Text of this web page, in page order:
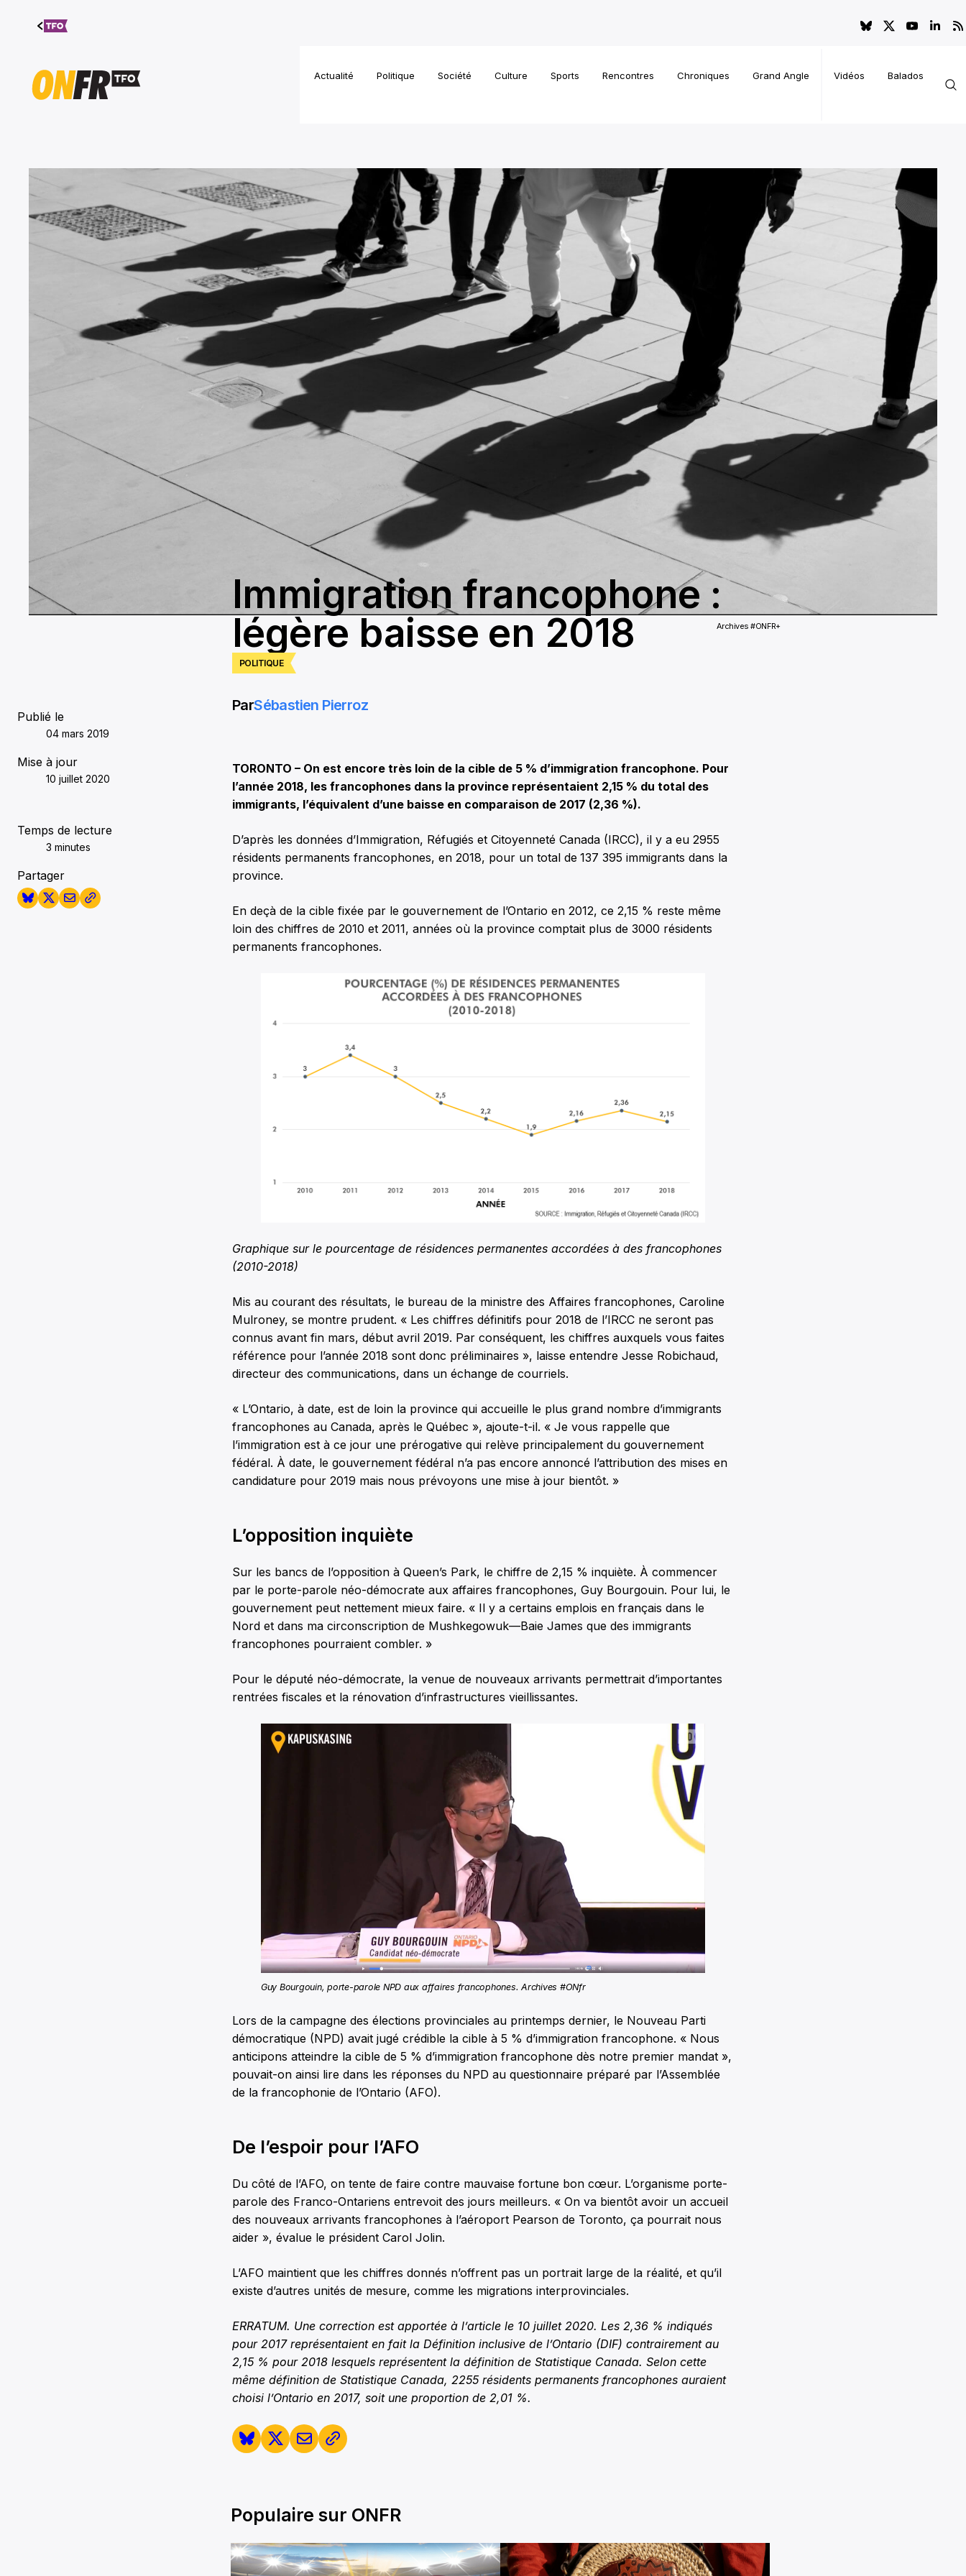
Aller au
contenu
Actualité Politique Société Culture Sports Rencontres Chroniques Grand Angle Vidéos Balados
Archives #ONFR+
POLITIQUE
Immigration francophone :
légère baisse en 2018
Publié le
04 mars 2019
Mise à jour
10 juillet 2020
Temps de lecture
3 minutes
Partager
ParSébastien Pierroz
TORONTO – On est encore très loin de la cible de 5 % d’immigration francophone. Pour
l’année 2018, les francophones dans la province représentaient 2,15 % du total des
immigrants, l’équivalent d’une baisse en comparaison de 2017 (2,36 %).
D’après les données d’Immigration, Réfugiés et Citoyenneté Canada (IRCC), il y a eu 2955
résidents permanents francophones, en 2018, pour un total de 137 395 immigrants dans la
province.
En deçà de la cible fixée par le gouvernement de l’Ontario en 2012, ce 2,15 % reste même
loin des chiffres de 2010 et 2011, années où la province comptait plus de 3000 résidents
permanents francophones.
Graphique sur le pourcentage de résidences permanentes accordées à des francophones
(2010-2018)
Mis au courant des résultats, le bureau de la ministre des Affaires francophones, Caroline
Mulroney, se montre prudent. « Les chiffres définitifs pour 2018 de l’IRCC ne seront pas
connus avant fin mars, début avril 2019. Par conséquent, les chiffres auxquels vous faites
référence pour l’année 2018 sont donc préliminaires », laisse entendre Jesse Robichaud,
directeur des communications, dans un échange de courriels.
« L’Ontario, à date, est de loin la province qui accueille le plus grand nombre d’immigrants
francophones au Canada, après le Québec », ajoute-t-il. « Je vous rappelle que
l’immigration est à ce jour une prérogative qui relève principalement du gouvernement
fédéral. À date, le gouvernement fédéral n’a pas encore annoncé l’attribution des mises en
candidature pour 2019 mais nous prévoyons une mise à jour bientôt. »
L’opposition inquiète
Sur les bancs de l’opposition à Queen’s Park, le chiffre de 2,15 % inquiète. À commencer
par le porte-parole néo-démocrate aux affaires francophones, Guy Bourgouin. Pour lui, le
gouvernement peut nettement mieux faire. « Il y a certains emplois en français dans le
Nord et dans ma circonscription de Mushkegowuk—Baie James que des immigrants
francophones pourraient combler. »
Pour le député néo-démocrate, la venue de nouveaux arrivants permettrait d’importantes
rentrées fiscales et la rénovation d’infrastructures vieillissantes.
Guy Bourgouin, porte-parole NPD aux affaires francophones. Archives #ONfr
Lors de la campagne des élections provinciales au printemps dernier, le Nouveau Parti
démocratique (NPD) avait jugé crédible la cible à 5 % d’immigration francophone. « Nous
anticipons atteindre la cible de 5 % d’immigration francophone dès notre premier mandat »,
pouvait-on ainsi lire dans les réponses du NPD au questionnaire préparé par l’Assemblée
de la francophonie de l’Ontario (AFO).
De l’espoir pour l’AFO
Du côté de l’AFO, on tente de faire contre mauvaise fortune bon cœur. L’organisme porte-
parole des Franco-Ontariens entrevoit des jours meilleurs. « On va bientôt avoir un accueil
des nouveaux arrivants francophones à l’aéroport Pearson de Toronto, ça pourrait nous
aider », évalue le président Carol Jolin.
L’AFO maintient que les chiffres donnés n’offrent pas un portrait large de la réalité, et qu’il
existe d’autres unités de mesure, comme les migrations interprovinciales.
ERRATUM. Une correction est apportée à l’article le 10 juillet 2020. Les 2,36 % indiqués
pour 2017 représentaient en fait la Définition inclusive de l’Ontario (DIF) contrairement au
2,15 % pour 2018 lesquels représentent la définition de Statistique Canada. Selon cette
même définition de Statistique Canada, 2255 résidents permanents francophones auraient
choisi l’Ontario en 2017, soit une proportion de 2,01 %.
Populaire sur ONFR